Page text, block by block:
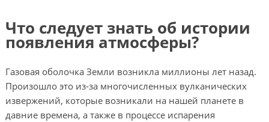
Что следует знать об истории
появления атмосферы?
Газовая оболочка Земли возникла миллионы лет назад.
Произошло это из-за многочисленных вулканических
извержений, которые возникали на нашей планете в
давние времена, а также в процессе испарения